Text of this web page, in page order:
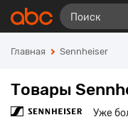
Главная Sennheiser
Товары
Уже